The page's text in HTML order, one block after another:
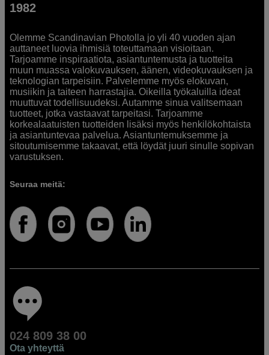
1982
Olemme Scandinavian Photolla jo yli 40 vuoden ajan
auttaneet luovia ihmisiä toteuttamaan visioitaan.
Tarjoamme inspiraatiota, asiantuntemusta ja tuotteita
muun muassa valokuvauksen, äänen, videokuvauksen ja
teknologian tarpeisiin. Palvelemme myös elokuvan,
musiikin ja taiteen harrastajia. Oikeilla työkaluilla ideat
muuttuvat todellisuudeksi. Autamme sinua valitsemaan
tuotteet, jotka vastaavat tarpeitasi. Tarjoamme
korkealaatuisten tuotteiden lisäksi myös henkilökohtaista
ja asiantuntevaa palvelua. Asiantuntemuksemme ja
sitoutumisemme takaavat, että löydät juuri sinulle sopivan
varustuksen.
Seuraa meitä:
024 809 38 00
Ota yhteyttä